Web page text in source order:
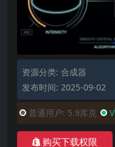
资源分类: 合成器
发布时间: 2025-09-02
普通用户: 5.9库克
购买下载权限